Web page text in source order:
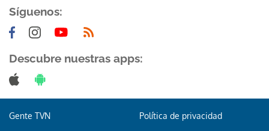
Síguenos:
Descubre nuestras apps:
Gente TVN Política de privacidad